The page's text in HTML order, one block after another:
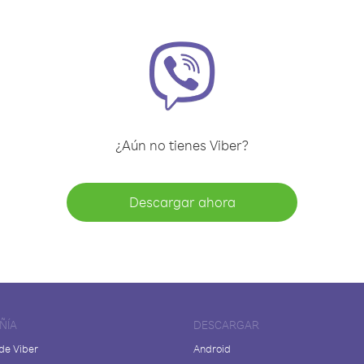
¿Aún no tienes Viber?
Descargar ahora
Viber
DESCARGAR
Android